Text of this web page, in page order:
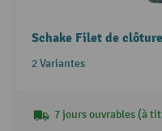
Schake Filet de
2 Variantes
7 jours ouvrables (à